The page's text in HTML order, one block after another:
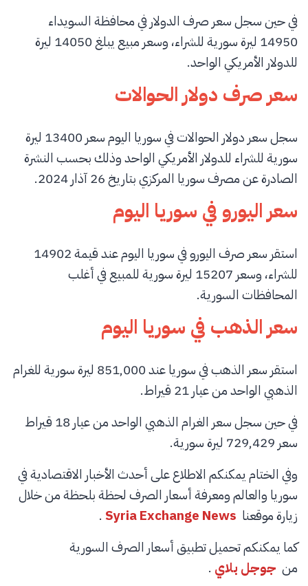
في حين سجل سعر صرف الدولار في محافظة السويداء
14950 ليرة سورية للشراء، وسعر مبيع يبلغ 14050 ليرة
للدولار الأمريكي الواحد.
سعر صرف دولار الحوالات
سجل سعر دولار الحوالات في سوريا اليوم سعر 13400 ليرة
سورية للشراء للدولار الأمريكي الواحد وذلك بحسب النشرة
الصادرة عن مصرف سوريا المركزي بتاريخ 26 آذار 2024.
سعر اليورو في سوريا اليوم
استقر سعر صرف اليورو في سوريا اليوم عند قيمة 14902
للشراء، وسعر 15207 ليرة سورية للمبيع في أغلب
المحافظات السورية.
سعر الذهب في سوريا اليوم
استقر سعر الذهب في سوريا عند 851,000 ليرة سورية للغرام
الذهبي الواحد من عيار 21 قيراط.
في حين سجل سعر الغرام الذهبي الواحد من عيار 18 قيراط
سعر 729,429 ليرة سورية.
وفي الختام يمكنكم الاطلاع على أحدث الأخبار الاقتصادية في
سوريا والعالم ومعرفة أسعار الصرف لحظة بلحظة من خلال
زيارة موقعنا Syria Exchange News
.
كما يمكنكم تحميل تطبيق أسعار الصرف السورية
من جوجل بلاي .